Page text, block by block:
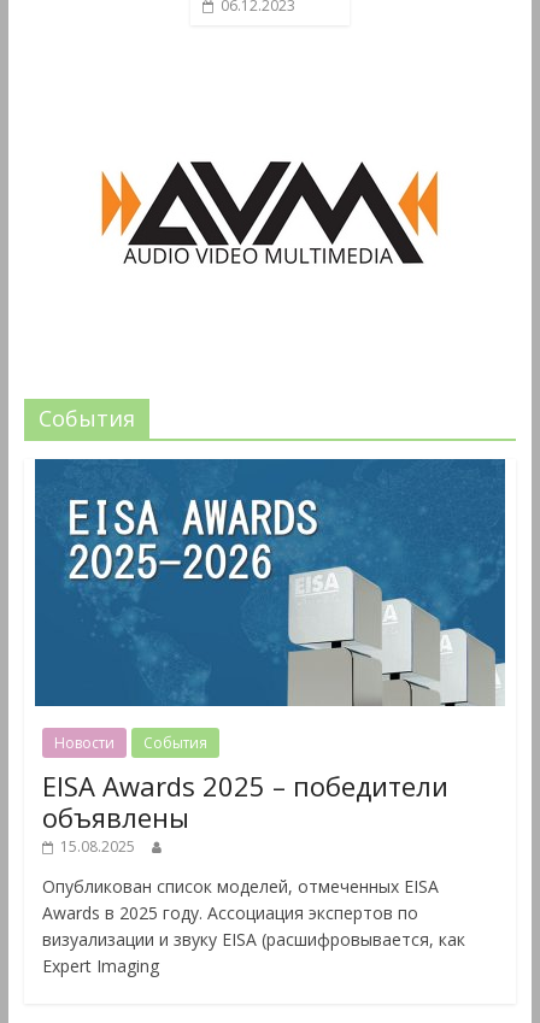
06.12.2023
События
Новости События
EISA Awards 2025 – победители
объявлены
15.08.2025
Опубликован список моделей, отмеченных EISA
Awards в 2025 году. Ассоциация экспертов по
визуализации и звуку EISA (расшифровывается, как
Expert Imaging